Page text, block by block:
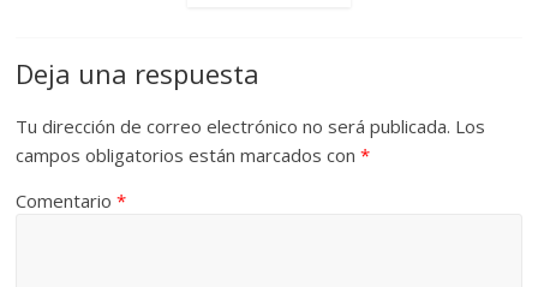
Deja una respuesta
Tu dirección de correo electrónico no será publicada. Los
campos obligatorios están marcados con*
Comentario*